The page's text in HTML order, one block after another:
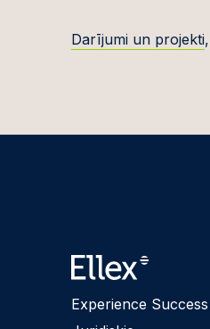
Darījumi un projekti,
Experience Success